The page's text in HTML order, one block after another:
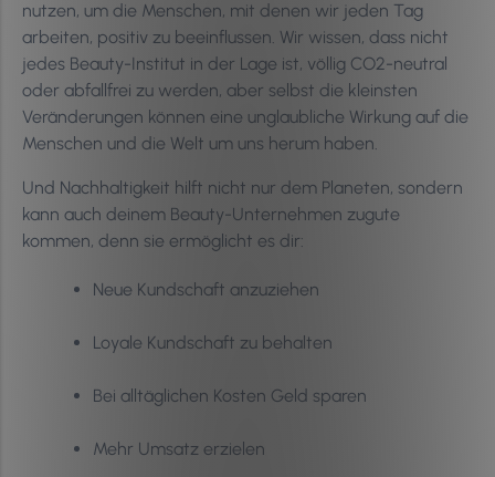
nutzen, um die Menschen, mit denen wir jeden Tag
arbeiten, positiv zu beeinflussen. Wir wissen, dass nicht
jedes Beauty-Institut in der Lage ist, völlig CO2-neutral
oder abfallfrei zu werden, aber selbst die kleinsten
Veränderungen können eine unglaubliche Wirkung auf die
Menschen und die Welt um uns herum haben.
Und Nachhaltigkeit hilft nicht nur dem Planeten, sondern
kann auch deinem Beauty-Unternehmen zugute
kommen, denn sie ermöglicht es dir:
Neue Kundschaft anzuziehen
Loyale Kundschaft zu behalten
Bei alltäglichen Kosten Geld sparen
Mehr Umsatz erzielen